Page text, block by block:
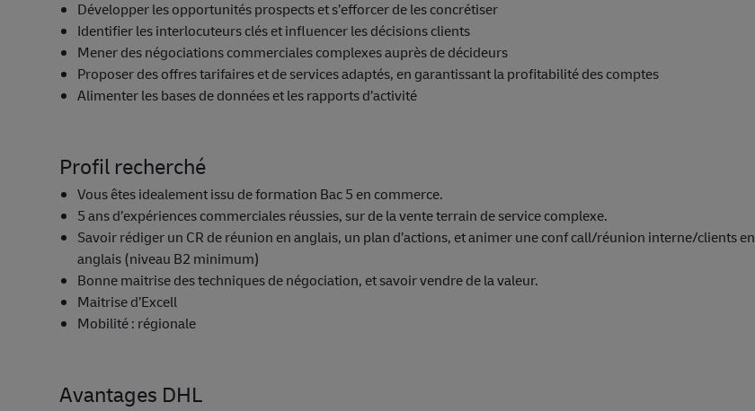
Développer les opportunités prospects et s’efforcer de les concrétiser
Identifier les interlocuteurs clés et influencer les décisions clients
Mener des négociations commerciales complexes auprès de décideurs
Proposer des offres tarifaires et de services adaptés, en garantissant la profitabilité des comptes
Alimenter les bases de données et les rapports d’activité
Profil recherché
Vous êtes idealement issu de formation Bac 5 en commerce.
5 ans d’expériences commerciales réussies, sur de la vente terrain de service complexe.
Savoir rédiger un CR de réunion en anglais, un plan d’actions, et animer une conf call/réunion interne/clients en
anglais (niveau B2 minimum)
Bonne maitrise des techniques de négociation, et savoir vendre de la valeur.
Maitrise d’Excell
Mobilité : régionale
Avantages DHL